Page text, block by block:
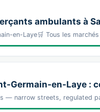
ambulants à
en-Laye🛒 Tous les
Germain-en-Laye :
— narrow streets, regulated